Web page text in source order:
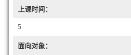
上课时间：
5
面向对象：